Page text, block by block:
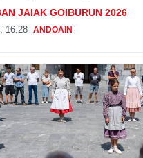
JAIAK GOIBURUN 2026
16:28 ANDOAIN